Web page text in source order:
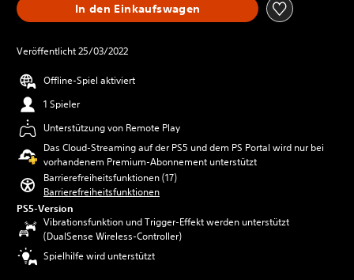
In den Einkaufswagen
Veröffentlicht 25/03/2022
Offline-Spiel aktiviert
1 Spieler
Unterstützung von Remote Play
Das Cloud-Streaming auf der PS5 und dem PS Portal wird nur bei
vorhandenem Premium-Abonnement unterstützt
Barrierefreiheitsfunktionen (17)
Barrierefreiheitsfunktionen
PS5-Version
Vibrationsfunktion und Trigger-Effekt werden unterstützt
(DualSense Wireless-Controller)
Spielhilfe wird unterstützt